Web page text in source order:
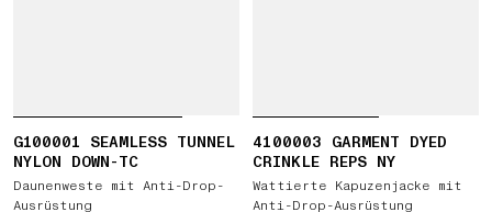
G100001 SEAMLESS TUNNEL
NYLON DOWN-TC
Daunenweste mit Anti-Drop-
Ausrüstung
4100003 GARMENT DYED
CRINKLE REPS NY
Wattierte Kapuzenjacke mit
Anti-Drop-Ausrüstung